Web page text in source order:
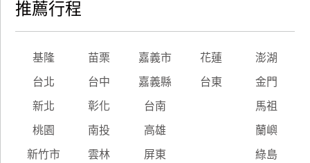
推薦行程
基隆 苗栗 嘉義市 花蓮 澎湖
台北 台中 嘉義縣 台東 金門
新北 彰化 台南 馬祖
桃園 南投 高雄 蘭嶼
新竹市 雲林 屏東 綠島